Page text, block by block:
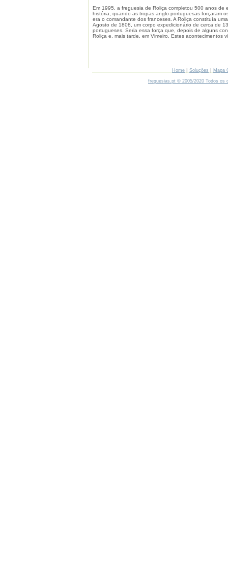
Em 1995, a freguesia de Roliça completou 500 anos de
história, quando as tropas anglo-portuguesas forçaram
era o comandante dos franceses. A Roliça constituía
Agosto de 1808, um corpo expedicionário de cerca de
portugueses. Seria essa força que, depois de alguns
Roliça e, mais tarde, em Vimeiro. Estes acontecimentos
Home | Soluções | Mapa
freguesias.pt © 2005/2020 Todos os